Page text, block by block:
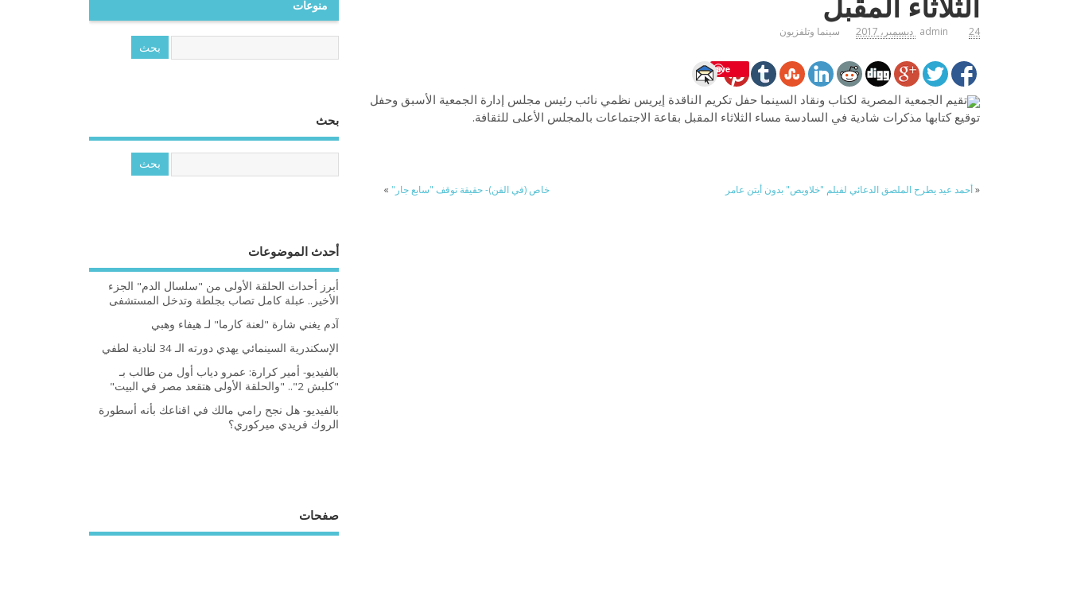
admin 24 ديسمبر، 2017 سينما وتلفزيون
Save
تقيم الجمعية المصرية لكتاب ونقاد السينما حفل تكريم الناقدة إيريس نظمي نائب رئيس مجلس إدارة الجمعية الأسبق وحفل
توقيع كتابها مذكرات شادية في السادسة مساء الثلاثاء المقبل بقاعة الاجتماعات بالمجلس الأعلى للثقافة.
«أحمد عيد يطرح الملصق الدعائي لفيلم "خلاويص" بدون أيتن عامر خاص (في الفن)- حقيقة توقف "سابع جار" »
منوعات
بحث
أحدث الموضوعات
أبرز أحداث الحلقة الأولى من "سلسال الدم" الجزء
الأخير.. عبلة كامل تصاب بجلطة وتدخل المستشفى
آدم يغني شارة "لعنة كارما" لـ هيفاء وهبي
الإسكندرية السينمائي يهدي دورته الـ 34 لنادية لطفي
بالفيديو- أمير كرارة: عمرو دياب أول من طالب بـ
"كلبش 2".. "والحلقة الأولى هتقعد مصر في البيت"
بالفيديو- هل نجح رامي مالك في اقناعك بأنه أسطورة
الروك فريدي ميركوري؟
صفحات